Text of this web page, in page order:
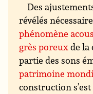
Des
révélés
phénomène
grès poreuxde la
partie des sons
patrimoine
construction s’est